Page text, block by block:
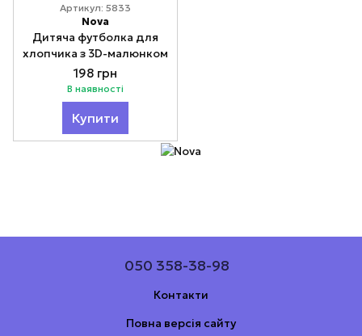
Артикул: 5833
Nova
Дитяча футболка для
хлопчика з 3D-малюнком
198 грн
В наявності
Купити
050 358-38-98
Контакти
Повна версія сайту